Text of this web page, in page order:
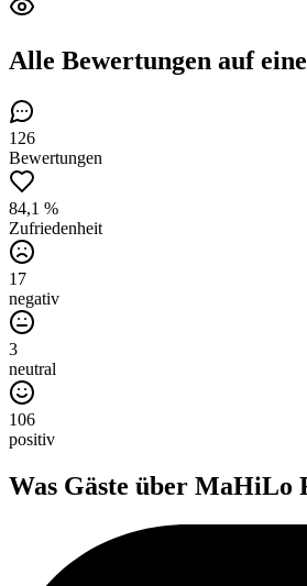
Alle Bewertungen auf
126
Bewertungen
84,1 %
Zufriedenheit
17
negativ
3
neutral
106
positiv
Was Gäste über MaHiLo